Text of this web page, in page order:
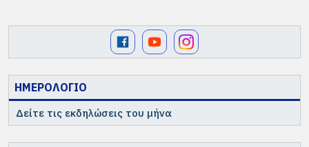
ΗΜΕΡΟΛΟΓΙΟ
Δείτε τις εκδηλώσεις του μήνα